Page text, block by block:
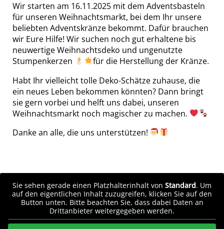
Wir starten am 16.11.2025 mit dem Adventsbasteln
für unseren Weihnachtsmarkt, bei dem Ihr unsere
beliebten Adventskränze bekommt. Dafür brauchen
wir Eure Hilfe! Wir suchen noch gut erhaltene bis
neuwertige Weihnachtsdeko und ungenutzte
Stumpenkerzen
für die Herstellung der Kränze.
Habt Ihr vielleicht tolle Deko-Schätze zuhause, die
ein neues Leben bekommen könnten? Dann bringt
sie gern vorbei und helft uns dabei, unseren
Weihnachtsmarkt noch magischer zu machen.
Danke an alle, die uns unterstützen!
Sie sehen gerade einen Platzhalterinhalt von Standard. Um
auf den eigentlichen Inhalt zuzugreifen, klicken Sie auf den
Button unten. Bitte beachten Sie, dass dabei Daten an
Drittanbieter weitergegeben werden.